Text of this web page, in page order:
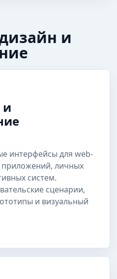
и
и
интерфейсы для web-
личных
систем.
сценарии,
и визуальный